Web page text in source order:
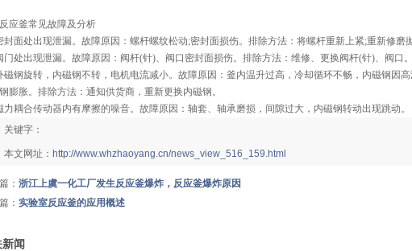
应釜常见故障及分析
封面处出现泄漏。故障原因：螺杆螺纹松动;密封面损伤。排除方法：将螺杆重新上紧;重新修磨
门处出现泄漏。故障原因：阀杆(针)、阀口密封面损伤。排除方法：维修、更换阀杆(针)、阀口。
磁钢旋转，内磁钢不转，电机电流减小。故障原因：釜内温升过高，冷却循环不畅，内磁钢因
膨胀。排除方法：通知供货商，重新更换内磁钢。
力耦合传动器内有摩擦的噪音。故障原因：轴套、轴承磨损，间隙过大，内磁钢转动出现跳动。
关键字：
本文网址： http://www.whzhaoyang.cn/news_view_516_159.html
： 浙江上虞一化工厂发生反应釜爆炸，反应釜爆炸原因
： 实验室反应釜的应用概述
闻